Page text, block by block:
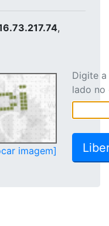
,
imagem]
Digite
lado no